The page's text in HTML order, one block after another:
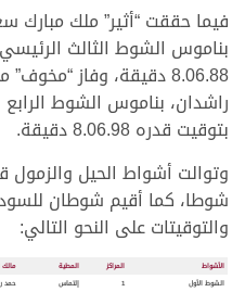
فيما حققت “أثير” ملك مبارك
بناموس الشوط الثالث
8.06.88 دقيقة، وفاز
راشدان، بناموس الشوط
بتوقيت قدره 8.06.98 دقيقة.
شوطا، كما أقيم شوطان
والتوقيتات على النحو التالي:
الأشواط المراكز المطية
الشوط الأول
1 إلتماس حمد